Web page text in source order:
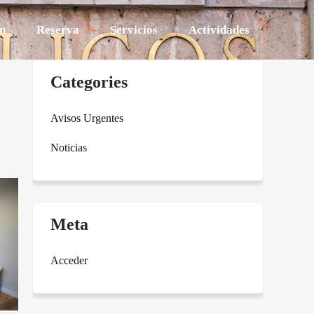
Reserva Servicios Actividades
Categories
Avisos Urgentes
Noticias
Meta
Acceder